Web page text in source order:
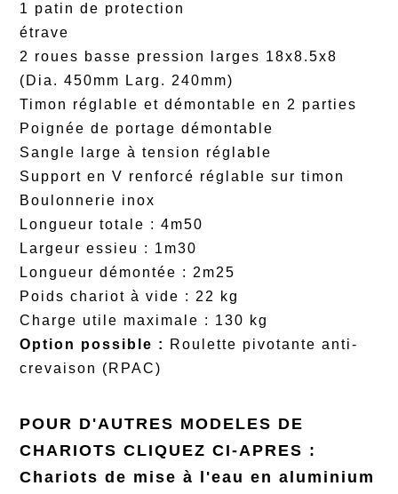
1 patin de protection
étrave
2 roues basse pression larges 18x8.5x8
(Dia. 450mm Larg. 240mm)
Timon réglable et démontable en 2 parties
Poignée de portage démontable
Sangle large à tension réglable
Support en V renforcé réglable sur timon
Boulonnerie inox
Longueur totale : 4m50
Largeur essieu : 1m30
Longueur démontée : 2m25
Poids chariot à vide : 22 kg
Charge utile maximale : 130 kg
Option possible : Roulette pivotante anti-
crevaison (RPAC)
POUR D'AUTRES MODELES DE
CHARIOTS CLIQUEZ CI-APRES :
Chariots de mise à l'eau en aluminium